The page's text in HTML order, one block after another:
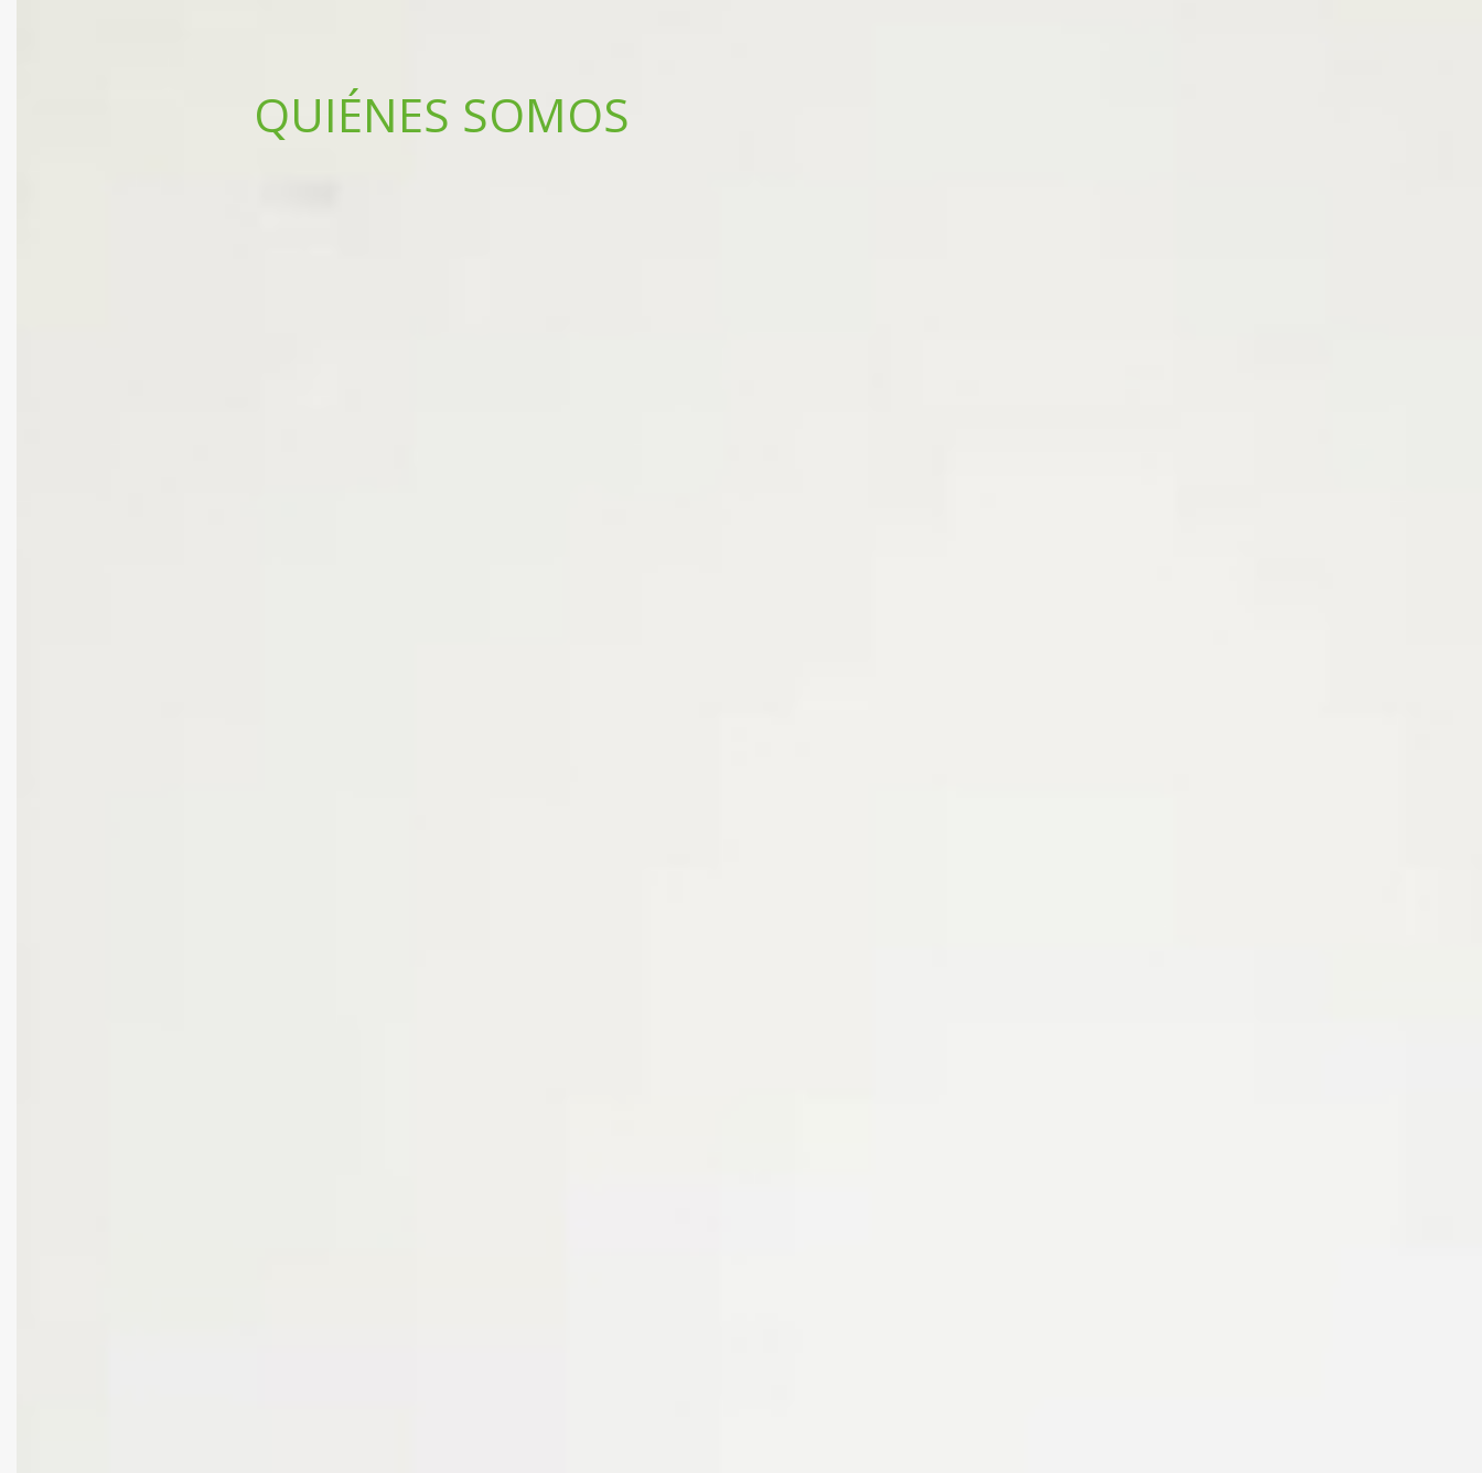
QUIÉNES SOMOS